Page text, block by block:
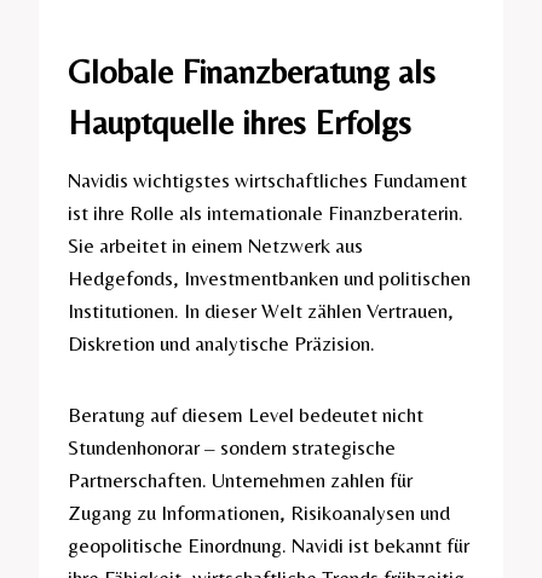
Globale Finanzberatung als
Hauptquelle ihres Erfolgs
Navidis wichtigstes wirtschaftliches Fundament
ist ihre Rolle als internationale Finanzberaterin.
Sie arbeitet in einem Netzwerk aus
Hedgefonds, Investmentbanken und politischen
Institutionen. In dieser Welt zählen Vertrauen,
Diskretion und analytische Präzision.
Beratung auf diesem Level bedeutet nicht
Stundenhonorar – sondern strategische
Partnerschaften. Unternehmen zahlen für
Zugang zu Informationen, Risikoanalysen und
geopolitische Einordnung. Navidi ist bekannt für